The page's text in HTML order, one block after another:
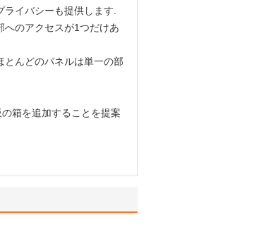
イバシーも提供します.
へのアクセスが1つだけあ
んどのパネルは単一の部
箱を追加することを提案